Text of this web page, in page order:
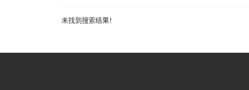
未找到搜索结果！